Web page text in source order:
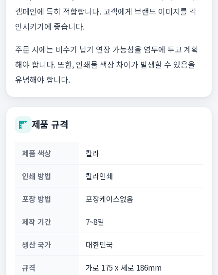
캠페인에 특히 적합합니다. 고객에게 브랜드 이미지를 각
인시키기에 좋습니다.
주문 시에는 비수기 납기 연장 가능성을 염두에 두고 계획
해야 합니다. 또한, 인쇄물 색상 차이가 발생할 수 있음을
유념해야 합니다.
제품 규격
제품 색상 칼라
인쇄 방법 칼라인쇄
포장 방법 포장케이스없음
제작 기간 7~8일
생산 국가 대한민국
규격 가로 175 x 세로 186mm